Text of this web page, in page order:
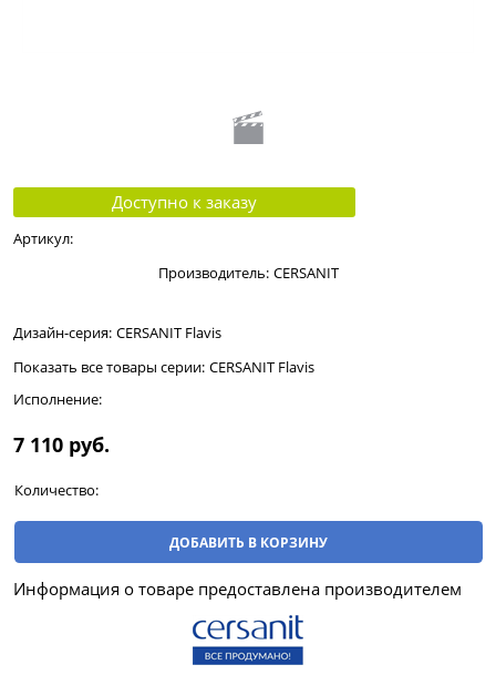
Доступно к заказу
Артикул:
Производитель: CERSANIT
Дизайн-серия: CERSANIT Flavis
Показать все товары серии: CERSANIT Flavis
Исполнение:
7 110 руб.
Количество:
ДОБАВИТЬ В КОРЗИНУ
Информация о товаре предоставлена производителем